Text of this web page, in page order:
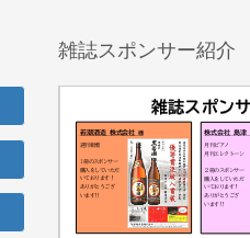
雑誌スポンサー紹介